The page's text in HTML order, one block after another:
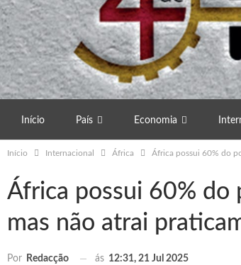
Início País Economia
Início Internacional África África possui 60% do
África possui 60% do
mas não atrai
Por Redacção ás 12:31, 21 Jul 2025